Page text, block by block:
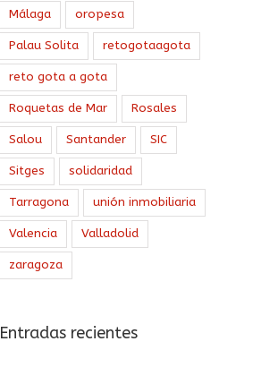
Málaga oropesa
Palau Solita retogotaagota
reto gota a gota
Roquetas de Mar Rosales
Salou Santander SIC
Sitges solidaridad
Tarragona unión inmobiliaria
Valencia Valladolid
zaragoza
Entradas recientes